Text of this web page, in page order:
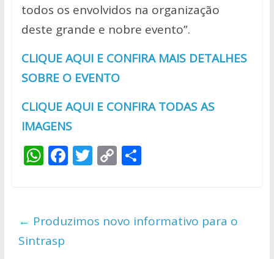
todos os envolvidos na organização
deste grande e nobre evento”.
CLIQUE AQUI E CONFIRA MAIS DETALHES
SOBRE O EVENTO
CLIQUE AQUI E CONFIRA TODAS AS
IMAGENS
W
s
A
p
F
b
o
T
er
C
y
Li
S
e
← Produzimos novo informativo para o
Sintrasp